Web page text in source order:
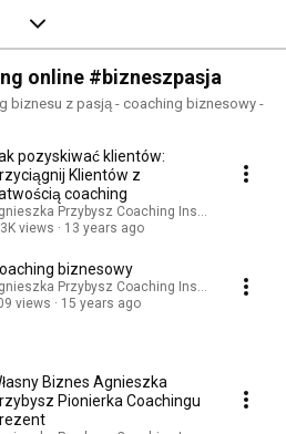
online #bizneszpasja
biznesu z pasją - coaching biznesowy -
pozyskiwać klientów:
Klientów z
coaching
Przybysz Coaching Institute
views
13 years ago
biznesowy
Przybysz Coaching Institute
views
15 years ago
Biznes Agnieszka
Pionierka Coachingu